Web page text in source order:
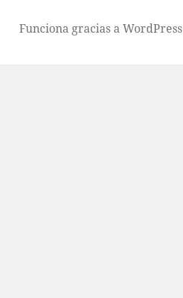
Funciona gracias a WordPress